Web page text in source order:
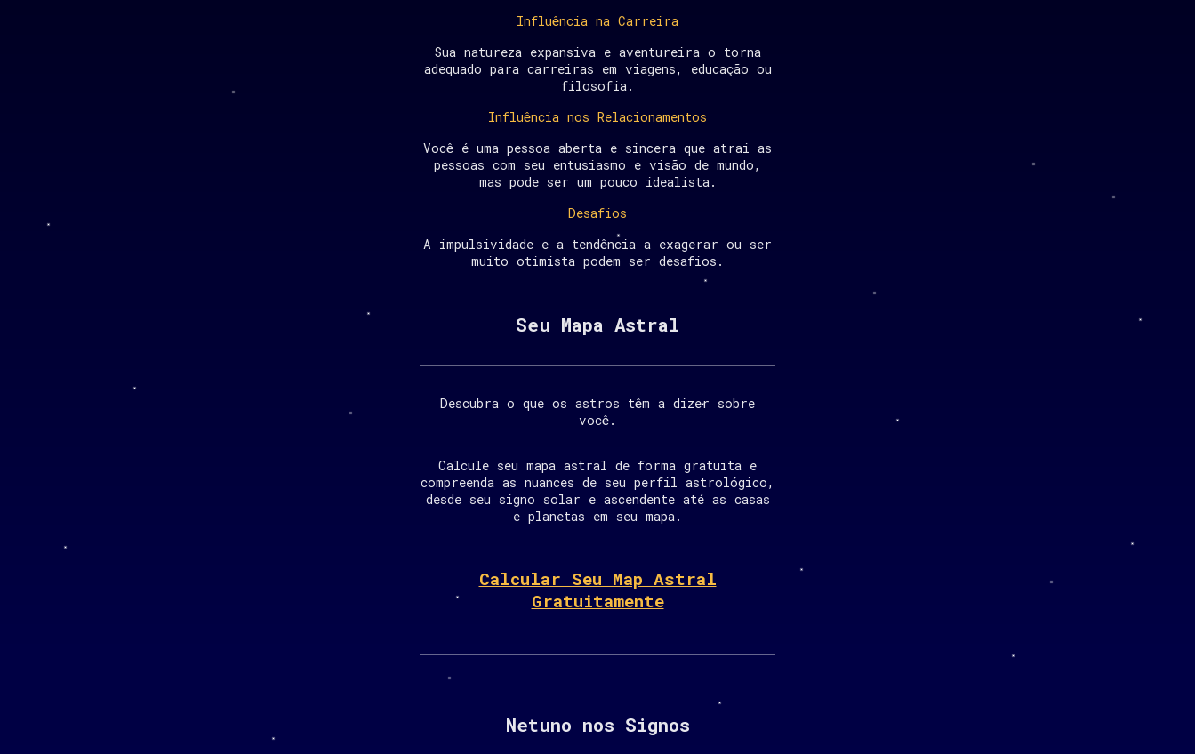
Influência na Carreira
Sua natureza expansiva e aventureira o torna
adequado para carreiras em viagens, educação ou
filosofia.
Influência nos Relacionamentos
Você é uma pessoa aberta e sincera que atrai as
pessoas com seu entusiasmo e visão de mundo,
mas pode ser um pouco idealista.
Desafios
A impulsividade e a tendência a exagerar ou ser
muito otimista podem ser desafios.
Seu Mapa Astral
Descubra o que os astros têm a dizer sobre
você.
Calcule seu mapa astral de forma gratuita e
compreenda as nuances de seu perfil astrológico,
desde seu signo solar e ascendente até as casas
e planetas em seu mapa.
Calcular Seu Map Astral
Gratuitamente
Netuno nos Signos